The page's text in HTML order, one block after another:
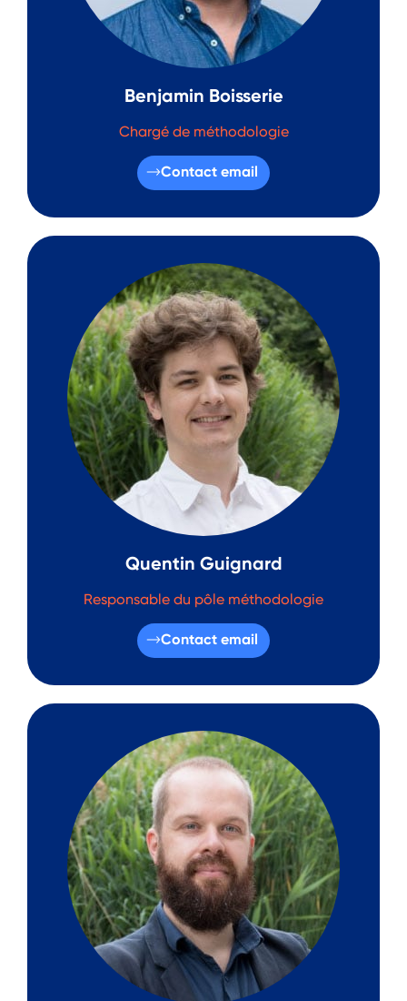
Benjamin Boisserie
Chargé de méthodologie
Contact email
Quentin Guignard
Responsable du pôle méthodologie
Contact email